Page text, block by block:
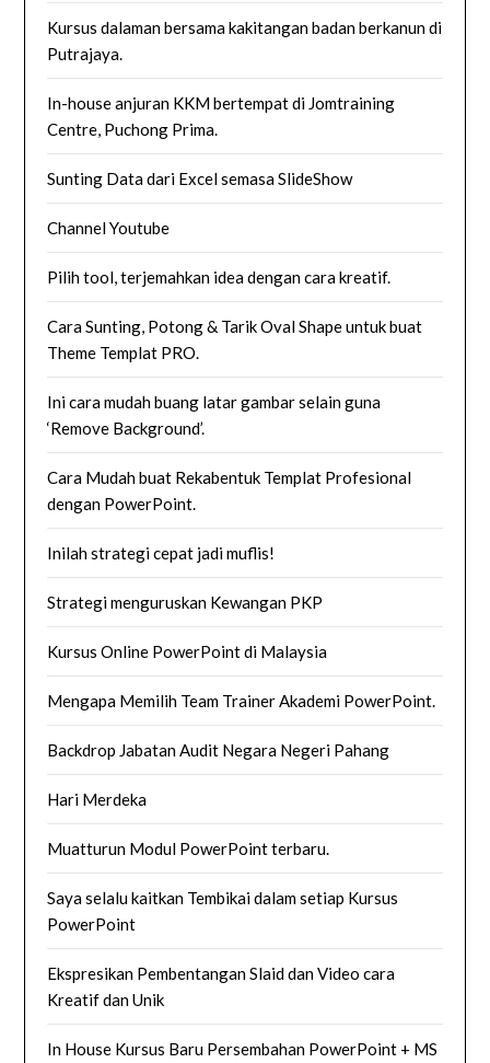
Kursus dalaman bersama kakitangan badan berkanun di
Putrajaya.
In-house anjuran KKM bertempat di Jomtraining
Centre, Puchong Prima.
Sunting Data dari Excel semasa SlideShow
Channel Youtube
Pilih tool, terjemahkan idea dengan cara kreatif.
Cara Sunting, Potong & Tarik Oval Shape untuk buat
Theme Templat PRO.
Ini cara mudah buang latar gambar selain guna
‘Remove Background’.
Cara Mudah buat Rekabentuk Templat Profesional
dengan PowerPoint.
Inilah strategi cepat jadi muflis!
Strategi menguruskan Kewangan PKP
Kursus Online PowerPoint di Malaysia
Mengapa Memilih Team Trainer Akademi PowerPoint.
Backdrop Jabatan Audit Negara Negeri Pahang
Hari Merdeka
Muatturun Modul PowerPoint terbaru.
Saya selalu kaitkan Tembikai dalam setiap Kursus
PowerPoint
Ekspresikan Pembentangan Slaid dan Video cara
Kreatif dan Unik
In House Kursus Baru Persembahan PowerPoint + MS